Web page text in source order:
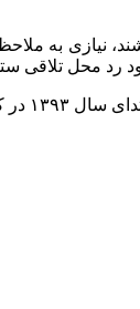
۱۴۰۳ مبلغ ۷۱۵۱۹۷ ریال خواهد بود